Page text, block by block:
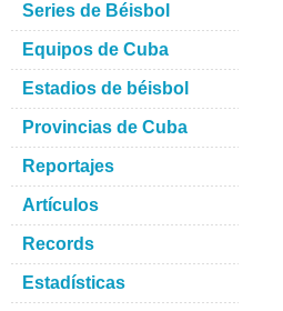
Series de Béisbol
Equipos de Cuba
Estadios de béisbol
Provincias de Cuba
Reportajes
Artículos
Records
Estadísticas